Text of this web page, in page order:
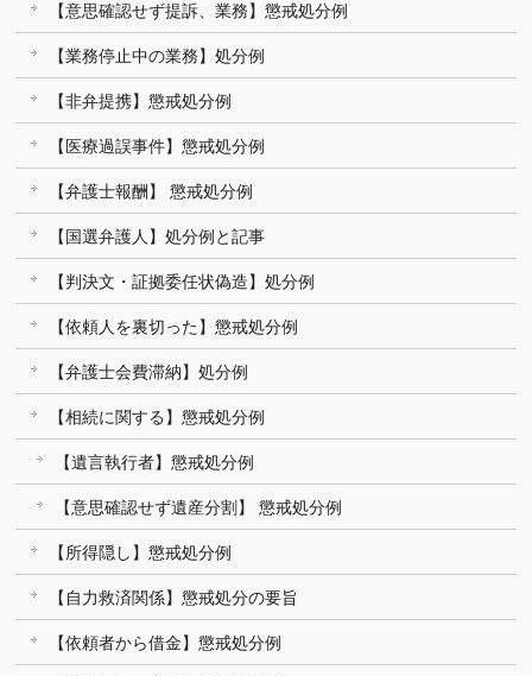
【意思確認せず提訴、業務】懲戒処分例
【業務停止中の業務】処分例
【非弁提携】懲戒処分例
【医療過誤事件】懲戒処分例
【弁護士報酬】 懲戒処分例
【国選弁護人】処分例と記事
【判決文・証拠委任状偽造】処分例
【依頼人を裏切った】懲戒処分例
【弁護士会費滞納】処分例
【相続に関する】懲戒処分例
【遺言執行者】懲戒処分例
【意思確認せず遺産分割】 懲戒処分例
【所得隠し】懲戒処分例
【自力救済関係】懲戒処分の要旨
【依頼者から借金】懲戒処分例